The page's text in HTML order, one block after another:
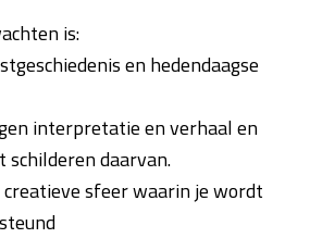
is:
en hedendaagse
interpretatie en verhaal en
schilderen daarvan.
sfeer waarin je wordt